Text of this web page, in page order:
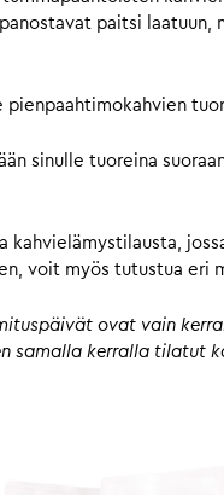
paitsi
sinulle tuoreina
kahvielämystilausta,
voit myös tutustua eri
ovat vain
samalla kerralla